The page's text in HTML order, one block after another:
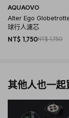
AQUAOVO
Alter Ego
球行人濾芯
NT$ 1,750NT$ 1,750
其他人也一起